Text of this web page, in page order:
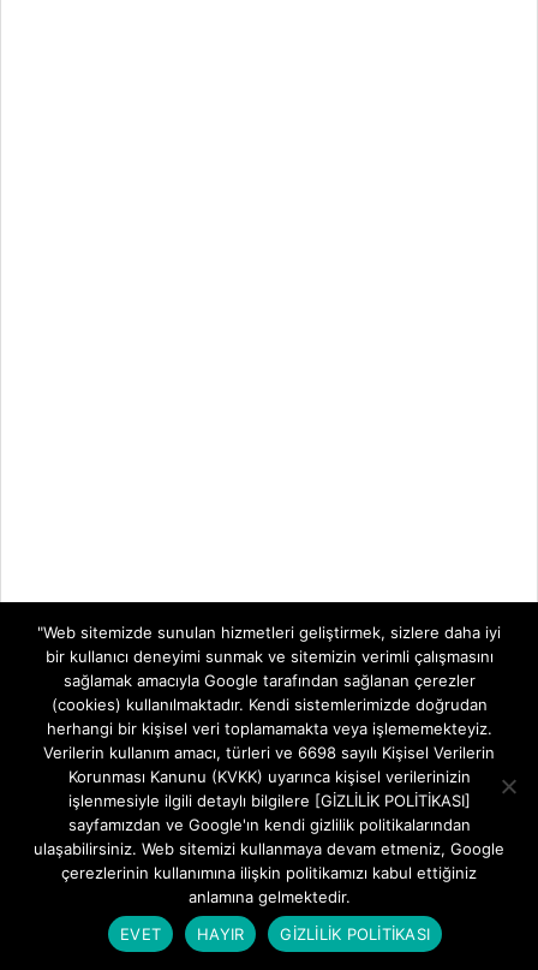
"Web sitemizde sunulan hizmetleri geliştirmek, sizlere daha iyi
bir kullanıcı deneyimi sunmak ve sitemizin verimli çalışmasını
sağlamak amacıyla Google tarafından sağlanan çerezler
(cookies) kullanılmaktadır. Kendi sistemlerimizde doğrudan
herhangi bir kişisel veri toplamamakta veya işlememekteyiz.
Verilerin kullanım amacı, türleri ve 6698 sayılı Kişisel Verilerin
Korunması Kanunu (KVKK) uyarınca kişisel verilerinizin
işlenmesiyle ilgili detaylı bilgilere [GİZLİLİK POLİTİKASI]
sayfamızdan ve Google'ın kendi gizlilik politikalarından
ulaşabilirsiniz. Web sitemizi kullanmaya devam etmeniz, Google
çerezlerinin kullanımına ilişkin politikamızı kabul ettiğiniz
anlamına gelmektedir.
EVET
HAYIR GİZLİLİK POLİTİKASI